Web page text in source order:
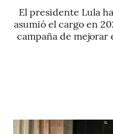
El presidente Lula
asumió el cargo en
campaña de mejorar